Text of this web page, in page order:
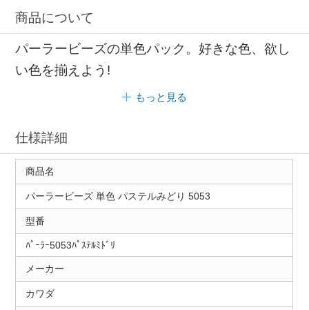
商品について
パーラービーズの単色パック。好きな色、欲し
い色を揃えよう!
もっと見る
仕様詳細
商品名
パーラービーズ 単色 パステルみどり 5053
型番
ﾊﾟｰﾗｰ5053ﾊﾟｽﾃﾙﾐﾄﾞﾘ
メーカー
カワダ